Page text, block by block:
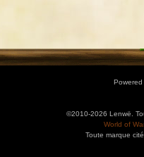
©2010-2026 Lenwë.
World of
Toute marque